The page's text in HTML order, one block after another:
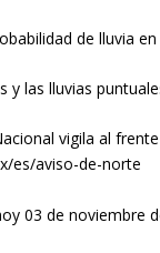
de lluvia
y las lluvias
vigila al
es/aviso-de-norte
03 de noviembre